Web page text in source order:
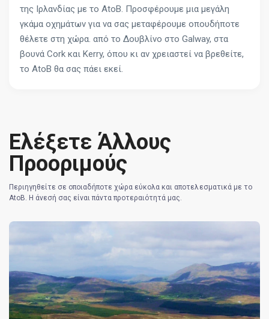
της Ιρλανδίας με το AtoB. Προσφέρουμε μια μεγάλη
γκάμα οχημάτων για να σας μεταφέρουμε οπουδήποτε
θέλετε στη χώρα. από το Δουβλίνο στο Galway, στα
βουνά Cork και Kerry, όπου κι αν χρειαστεί να βρεθείτε,
το AtoB θα σας πάει εκεί.
Ελέξετε Άλλους
Προοριμούς
Περιηγηθείτε σε οποιαδήποτε χώρα εύκολα και αποτελεσματικά με το
AtoB. Η άνεσή σας είναι πάντα προτεραιότητά μας.